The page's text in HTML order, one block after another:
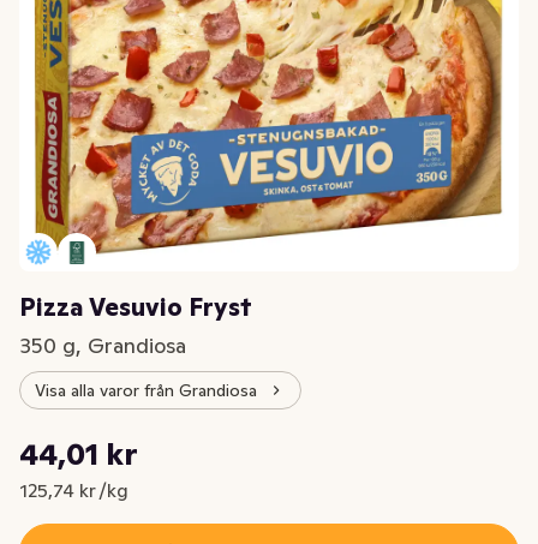
Pizza Vesuvio Fryst
350 g, Grandiosa
Visa alla varor från Grandiosa
Nuvarande pris är: 44,01 kr
44,01 kr
125,74 kr /kg
Styckpris: 125,74 kr /kg